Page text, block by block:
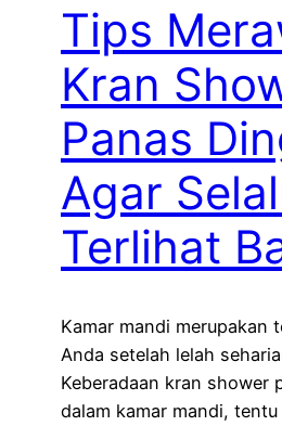
Tips
Kran
Panas
Agar
Terlihat
Kamar mandi merupakan
Anda setelah lelah
Keberadaan kran shower
dalam kamar mandi,